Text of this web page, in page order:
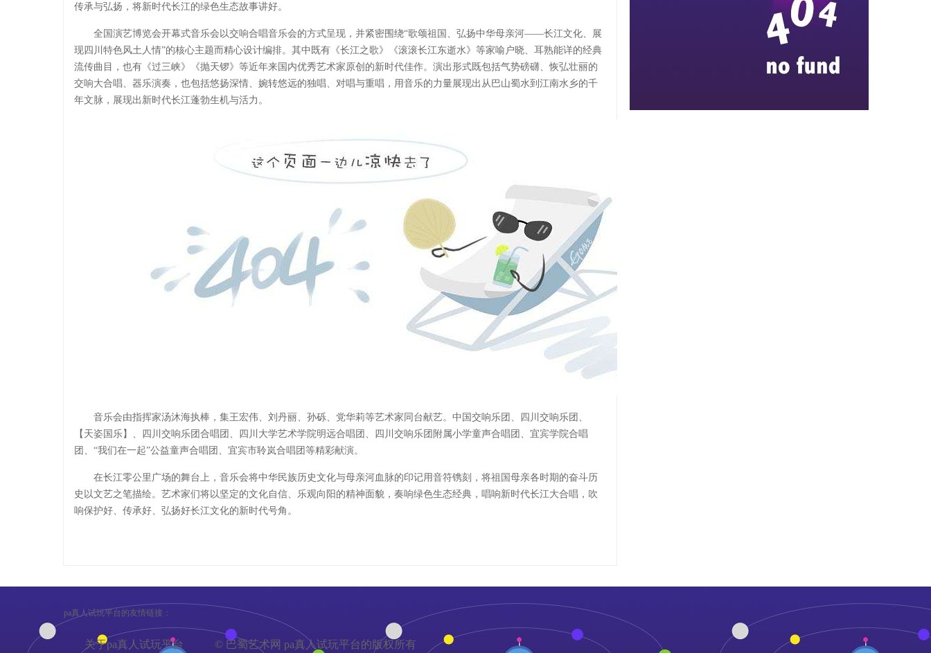
传承与弘扬，将新时代长江的绿色生态故事讲好。
全国演艺博览会开幕式音乐会以交响合唱音乐会的方式呈现，并紧密围绕“歌颂祖国、弘扬中华母亲河——长江文化、展
现四川特色风土人情”的核心主题而精心设计编排。其中既有《长江之歌》《滚滚长江东逝水》等家喻户晓、耳熟能详的经典
流传曲目，也有《过三峡》《抛天锣》等近年来国内优秀艺术家原创的新时代佳作。演出形式既包括气势磅礴、恢弘壮丽的
交响大合唱、器乐演奏，也包括悠扬深情、婉转悠远的独唱、对唱与重唱，用音乐的力量展现出从巴山蜀水到江南水乡的千
年文脉，展现出新时代长江蓬勃生机与活力。
音乐会由指挥家汤沐海执棒，集王宏伟、刘丹丽、孙砾、党华莉等艺术家同台献艺。中国交响乐团、四川交响乐团、
【天姿国乐】、四川交响乐团合唱团、四川大学艺术学院明远合唱团、四川交响乐团附属小学童声合唱团、宜宾学院合唱
团、“我们在一起”公益童声合唱团、宜宾市聆岚合唱团等精彩献演。
在长江零公里广场的舞台上，音乐会将中华民族历史文化与母亲河血脉的印记用音符镌刻，将祖国母亲各时期的奋斗历
史以文艺之笔描绘。艺术家们将以坚定的文化自信、乐观向阳的精神面貌，奏响绿色生态经典，唱响新时代长江大合唱，吹
响保护好、传承好、弘扬好长江文化的新时代号角。
pa真人试玩平台的友情链接：
关于pa真人试玩平台 © 巴蜀艺术网 pa真人试玩平台的版权所有